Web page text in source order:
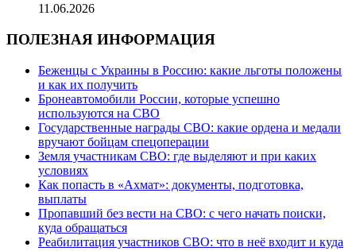
11.06.2026
ПОЛЕЗНАЯ ИНФОРМАЦИЯ
Беженцы с Украины в Россию: какие льготы положены
и как их получить
Бронеавтомобили России, которые успешно
используются на СВО
Государственные награды СВО: какие ордена и медали
вручают бойцам спецоперации
Земля участникам СВО: где выделяют и при каких
условиях
Как попасть в «Ахмат»: документы, подготовка,
выплаты
Пропавший без вести на СВО: с чего начать поиски,
куда обращаться
Реабилитация участников СВО: что в неё входит и куда